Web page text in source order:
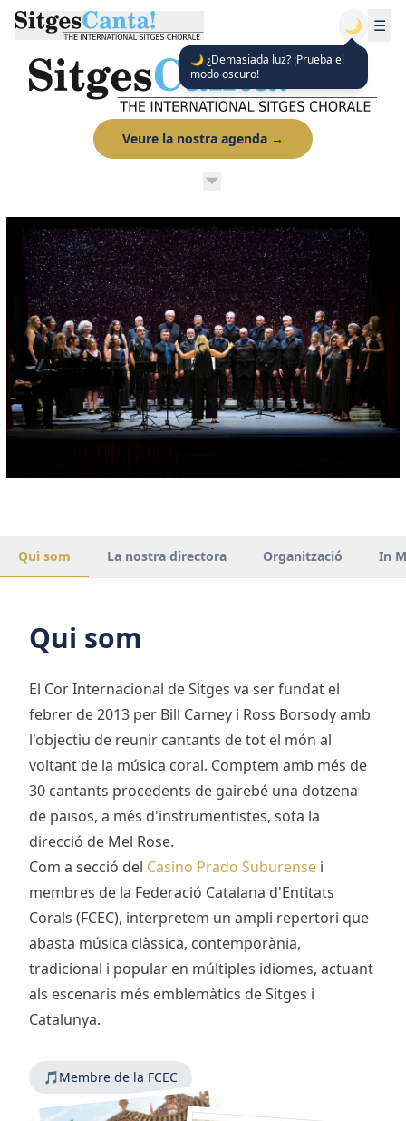
🌙
🌙 ¿Demasiada luz? ¡Prueba el
modo oscuro!
☰
Veure la nostra agenda →
Qui som La nostra directora Organització In
Qui som
El Cor Internacional de Sitges va ser fundat el
febrer de 2013 per Bill Carney i Ross Borsody amb
l'objectiu de reunir cantants de tot el món al
voltant de la música coral. Comptem amb més de
30 cantants procedents de gairebé una dotzena
de països, a més d'instrumentistes, sota la
direcció de Mel Rose.
Com a secció del Casino Prado Suburense i
membres de la Federació Catalana d'Entitats
Corals (FCEC), interpretem un ampli repertori que
abasta música clàssica, contemporània,
tradicional i popular en múltiples idiomes, actuant
als escenaris més emblemàtics de Sitges i
Catalunya.
🎵Membre de la FCEC